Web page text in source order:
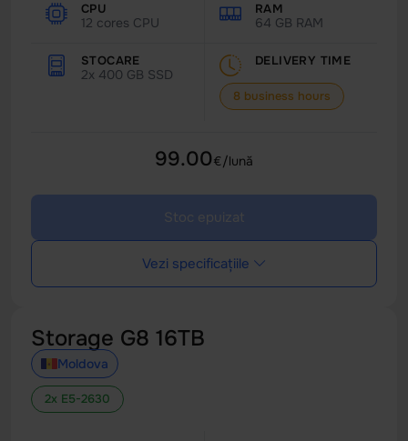
CPU
12 cores CPU
RAM
64 GB RAM
STOCARE
2x 400 GB SSD
DELIVERY TIME
8 business hours
99.00€/lună
Stoc epuizat
Vezi specificațiile
Storage G8 16TB
Moldova
2x E5-2630